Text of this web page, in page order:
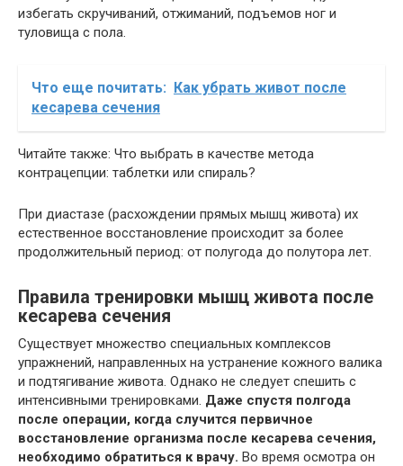
избегать скручиваний, отжиманий, подъемов ног и
туловища с пола.
Что еще почитать: Как убрать живот после
кесарева сечения
Читайте также: Что выбрать в качестве метода
контрацепции: таблетки или спираль?
При диастазе (расхождении прямых мышц живота) их
естественное восстановление происходит за более
продолжительный период: от полугода до полутора лет.
Правила тренировки мышц живота после
кесарева сечения
Существует множество специальных комплексов
упражнений, направленных на устранение кожного валика
и подтягивание живота. Однако не следует спешить с
интенсивными тренировками. Даже спустя полгода
после операции, когда случится первичное
восстановление организма после кесарева сечения,
необходимо обратиться к врачу. Во время осмотра он